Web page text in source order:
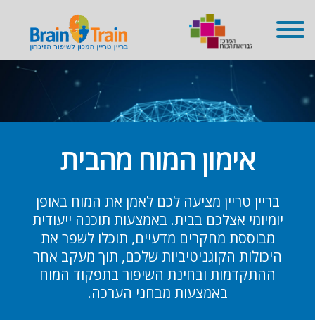
בְּאֲתָר
זֶה
מַעֲרֶכֶת
נָגִישׁ
הַמְּסַיַּעַת
לִנְגִישׁוּת
אימון המוח מהבית
בריין טריין מציעה לכם לאמן את המוח באופן
יומיומי אצלכם בבית. באמצעות תוכנה ייעודית
מבוססת מחקרים מדעיים, תוכלו לשפר את
היכולות הקוגניטיביות שלכם, תוך מעקב אחר
ההתקדמות ובחינת השיפור בתפקוד המוח
באמצעות מבחני הערכה.